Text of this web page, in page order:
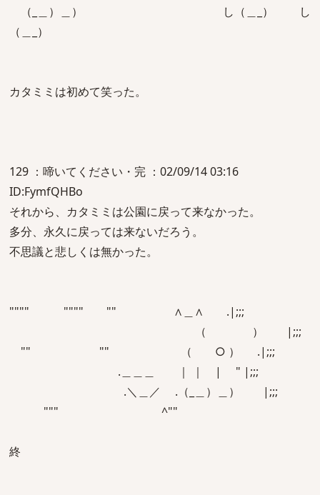
（_＿）＿） し（＿_） し
（＿_）
カタミミは初めて笑った。
129 ：啼いてください・完 ：02/09/14 03:16
ID:FymfQHBo
それから、カタミミは公園に戻って来なかった。
多分、永久に戻っては来ないだろう。
不思議と悲しくは無かった。
"""" """" "" ∧＿∧ .|;;;
（ ） |;;;
"" "" （ ○ ） .|;;;
.＿＿＿ ｜ ｜ | " |;;;
.＼＿／ .（_＿）＿） |;;;
""" ^""
終